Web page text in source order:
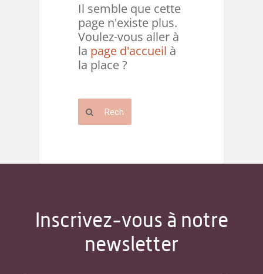
Il semble que cette
page n'existe plus.
Voulez-vous aller à
la page d'accueil à
la place ?
Inscrivez-vous à notre
newsletter